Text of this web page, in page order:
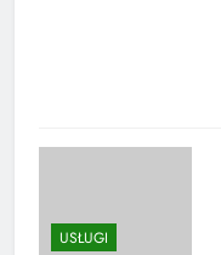
USŁUGI